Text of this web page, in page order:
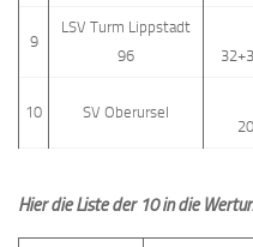
9
LSV Turm Lippstadt
96
10 SV Oberursel
Hier die Liste der 10 in die